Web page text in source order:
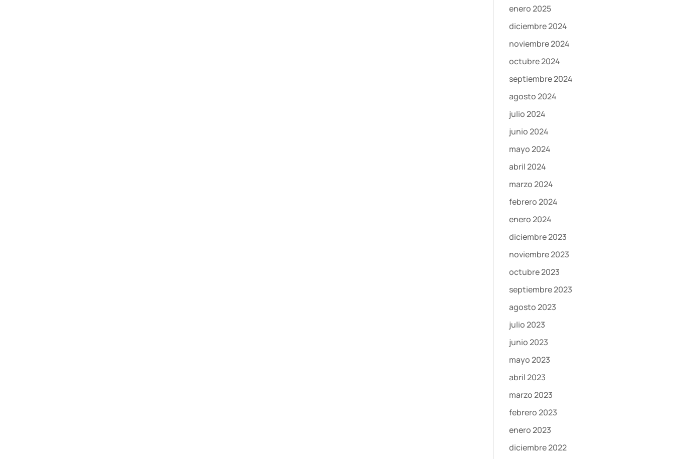
enero 2025
diciembre 2024
noviembre 2024
octubre 2024
septiembre 2024
agosto 2024
julio 2024
junio 2024
mayo 2024
abril 2024
marzo 2024
febrero 2024
enero 2024
diciembre 2023
noviembre 2023
octubre 2023
septiembre 2023
agosto 2023
julio 2023
junio 2023
mayo 2023
abril 2023
marzo 2023
febrero 2023
enero 2023
diciembre 2022